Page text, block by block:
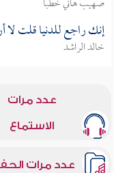
إنك راجع للدنيا قلت لا
خالد الراشد
عدد مرات
الاستماع
عدد مرات